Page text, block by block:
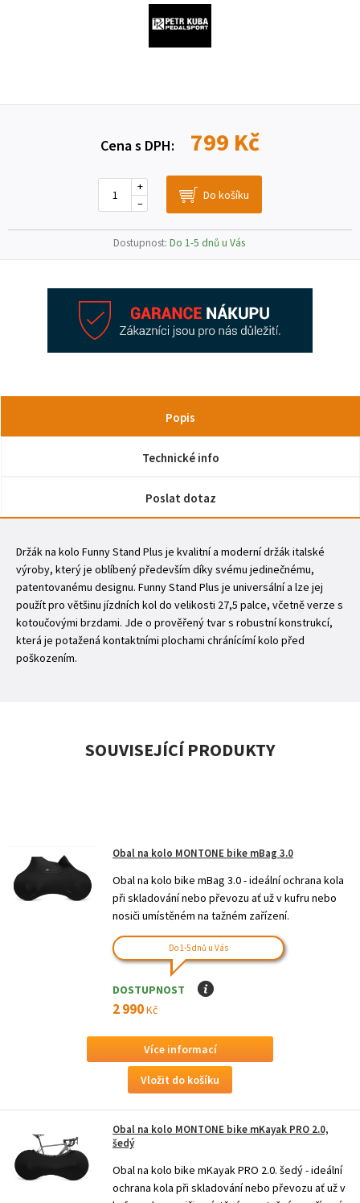
Cena s DPH: 799 Kč
–
+
Dostupnost: Do 1-5 dnů u Vás
Popis
Technické info
Poslat dotaz
Držák na kolo Funny Stand Plus je kvalitní a moderní držák italské
výroby, který je oblíbený především díky svému jedinečnému,
patentovanému designu. Funny Stand Plus je universální a lze jej
použít pro většinu jízdních kol do velikosti 27,5 palce, včetně verze s
kotoučovými brzdami. Jde o prověřený tvar s robustní konstrukcí,
která je potažená kontaktními plochami chránícímí kolo před
poškozením.
SOUVISEJÍCÍ PRODUKTY
Obal na kolo MONTONE bike mBag 3.0
Obal na kolo bike mBag 3.0 - ideální ochrana kola
při skladování nebo převozu ať už v kufru nebo
nosiči umístěném na tažném zařízení.
Do 1-5 dnů u Vás
DOSTUPNOST I
2 990Kč
Více informací
Obal na kolo MONTONE bike mKayak PRO 2.0,
šedý
Obal na kolo bike mKayak PRO 2.0. šedý - ideální
ochrana kola při skladování nebo převozu ať už v